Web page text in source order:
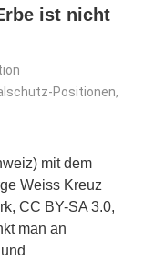
ist nicht
Positionen,
mit dem
Weiss Kreuz
CC BY-SA 3.0,
man an